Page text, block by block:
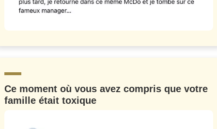
Ce moment où vous avez compris que votre
famille était toxique